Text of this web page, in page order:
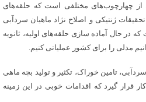
از چهارچوب‌های مختلفی است که حلقه‌های
ژنتیکی و اصلاح نژاد ماهیان سردآبی
در حال آماده سازی حلقه‌های اولیه، ثانویه
مدلی را برای کشور عملیاتی کنیم.
تامین خوراک، تکثیر و تولید بچه ماهی
قرار گیرد که اقدامات خوبی در این زمینه